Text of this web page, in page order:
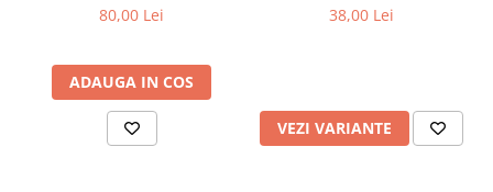
Picuri si corectoare
Plastelina
80,00 Lei
ADAUGA IN COS
38,00 Lei
VEZI VARIANTE